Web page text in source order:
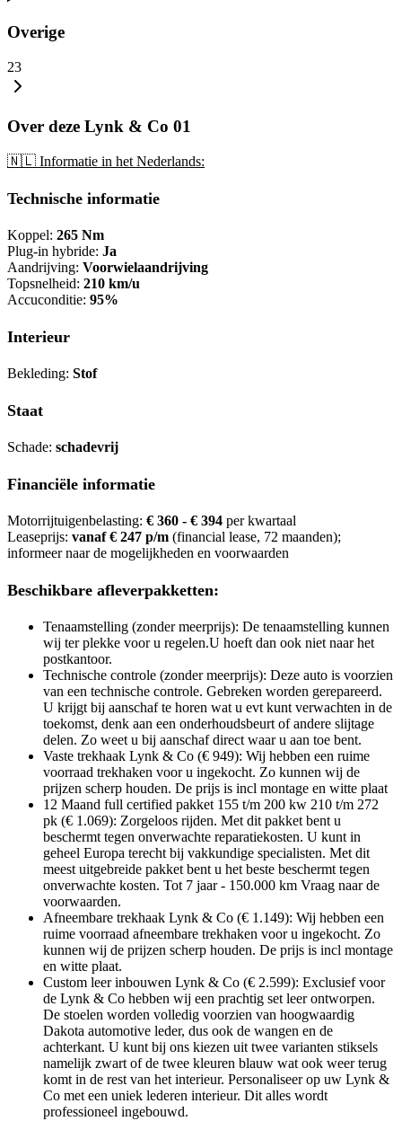
Overige
23
Over deze Lynk & Co 01
🇳🇱 Informatie in het Nederlands:
Technische informatie
Koppel: 265 Nm
Plug-in hybride: Ja
Aandrijving: Voorwielaandrijving
Topsnelheid: 210 km/u
Accuconditie: 95%
Interieur
Bekleding: Stof
Staat
Schade: schadevrij
Financiële informatie
Motorrijtuigenbelasting: € 360 - € 394 per kwartaal
Leaseprijs: vanaf € 247 p/m (financial lease, 72 maanden);
informeer naar de mogelijkheden en voorwaarden
Beschikbare afleverpakketten:
Tenaamstelling (zonder meerprijs): De tenaamstelling kunnen
wij ter plekke voor u regelen.U hoeft dan ook niet naar het
postkantoor.
Technische controle (zonder meerprijs): Deze auto is voorzien
van een technische controle. Gebreken worden gerepareerd.
U krijgt bij aanschaf te horen wat u evt kunt verwachten in de
toekomst, denk aan een onderhoudsbeurt of andere slijtage
delen. Zo weet u bij aanschaf direct waar u aan toe bent.
Vaste trekhaak Lynk & Co (€ 949): Wij hebben een ruime
voorraad trekhaken voor u ingekocht. Zo kunnen wij de
prijzen scherp houden. De prijs is incl montage en witte plaat
12 Maand full certified pakket 155 t/m 200 kw 210 t/m 272
pk (€ 1.069): Zorgeloos rijden. Met dit pakket bent u
beschermt tegen onverwachte reparatiekosten. U kunt in
geheel Europa terecht bij vakkundige specialisten. Met dit
meest uitgebreide pakket bent u het beste beschermt tegen
onverwachte kosten. Tot 7 jaar - 150.000 km Vraag naar de
voorwaarden.
Afneembare trekhaak Lynk & Co (€ 1.149): Wij hebben een
ruime voorraad afneembare trekhaken voor u ingekocht. Zo
kunnen wij de prijzen scherp houden. De prijs is incl montage
en witte plaat.
Custom leer inbouwen Lynk & Co (€ 2.599): Exclusief voor
de Lynk & Co hebben wij een prachtig set leer ontworpen.
De stoelen worden volledig voorzien van hoogwaardig
Dakota automotive leder, dus ook de wangen en de
achterkant. U kunt bij ons kiezen uit twee varianten stiksels
namelijk zwart of de twee kleuren blauw wat ook weer terug
komt in de rest van het interieur. Personaliseer op uw Lynk &
Co met een uniek lederen interieur. Dit alles wordt
professioneel ingebouwd.